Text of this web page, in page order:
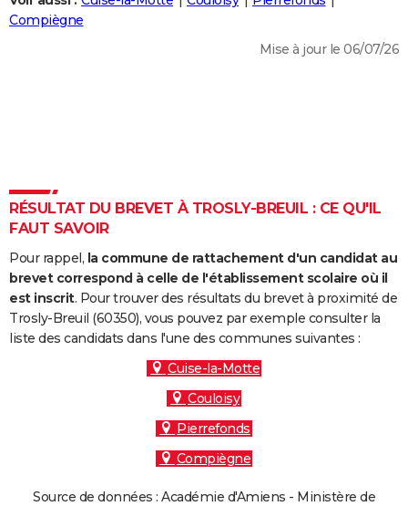
Destinations
City break
Voyage nature
Voyage de noces
Forum
Climat
+
PHOTO
Dictionnaire
Biographies
Citations
Expressions
Proverbes
PROGRAMME TV
S'inscrire
Se connecter
Lycées
Collèges
Primaires
Universités
Entreprises
Service militaire
Avis de recherche
AVIS DE DÉCÈS
FORUM
Compiègne
Mise à jour le 06/07/26
RÉSULTAT DU BREVET À TROSLY-BREUIL : CE QU'IL
FAUT SAVOIR
Pour rappel, la commune de rattachement d'un candidat au
brevet correspond à celle de l'établissement scolaire où il
est inscrit. Pour trouver des résultats du brevet à proximité de
Trosly-Breuil (60350), vous pouvez par exemple consulter la
liste des candidats dans l'une des communes suivantes :
Cuise-la-Motte
Couloisy
Pierrefonds
Compiègne
Source de données : Académie d'Amiens - Ministère de